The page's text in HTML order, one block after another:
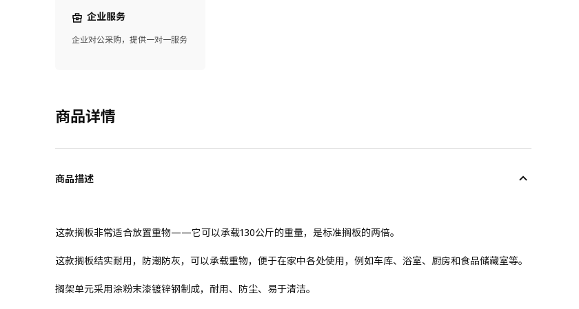
企业服务
企业对公采购，提供一对一服务
商品详情
商品描述
这款搁板非常适合放置重物——它可以承载130公斤的重量，是标准搁板的两倍。
这款搁板结实耐用，防潮防灰，可以承载重物，便于在家中各处使用，例如车库、浴室、厨房和食品储藏室等。
搁架单元采用涂粉末漆镀锌钢制成，耐用、防尘、易于清洁。